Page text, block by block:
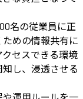
名の従業員に正
めの情報共有に
セスできる環境
し、浸透させる